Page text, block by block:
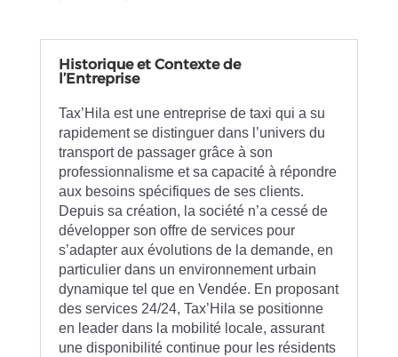
Historique et Contexte de
l’Entreprise
Tax’Hila est une entreprise de taxi qui a su
rapidement se distinguer dans l’univers du
transport de passager grâce à son
professionnalisme et sa capacité à répondre
aux besoins spécifiques de ses clients.
Depuis sa création, la société n’a cessé de
développer son offre de services pour
s’adapter aux évolutions de la demande, en
particulier dans un environnement urbain
dynamique tel que en Vendée. En proposant
des services 24/24, Tax’Hila se positionne
en leader dans la mobilité locale, assurant
une disponibilité continue pour les résidents